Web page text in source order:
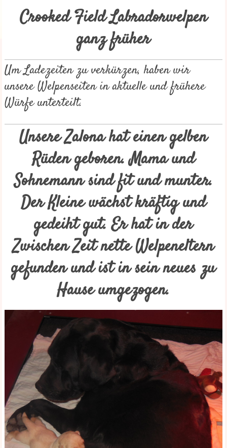
Crooked Field Labradorwelpen
ganz früher
Um Ladezeiten zu verkürzen, haben wir
unsere Welpenseiten in aktuelle und frühere
Würfe unterteilt.
Unsere Zalona hat einen gelben
Rüden geboren. Mama und
Sohnemann sind fit und munter.
Der Kleine wächst kräftig und
gedeiht gut. Er hat in der
Zwischen Zeit nette Welpeneltern
gefunden und ist in sein neues zu
Hause umgezogen.